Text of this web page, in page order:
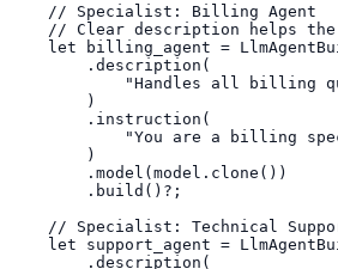
    // Specialist: Billing Agent
// Clear description helps
let billing_agent =
        .description(
"Handles all billing
        )
        .instruction(
"You are a billing
        )
        .model(model.clone())
        .build()?;
// Specialist: Technical
let support_agent =
        .description(